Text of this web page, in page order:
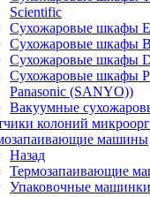
Scientific
Сухожаровые шкафы
Сухожаровые шкафы
Сухожаровые шкафы
Сухожаровые шкафы
Panasonic (SANYO))
Вакуумные
колоний
машины
Назад
Термозапаивающие
Упаковочные